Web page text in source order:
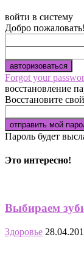
войти в систему
Добро
Forgot your
восстановление
Восстановите
Пароль будет
Это интересно!
Выбираем
Здоровье